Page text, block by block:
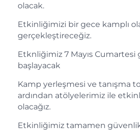
olacak.
Etkinliğimizi bir gece kamplı
gerçekleştireceğiz.
Etknliğimiz 7 Mayıs Cumartesi
başlayacak
Kamp yerleşmesi ve tanışma
ardından atölyelerimiz ile
olacağız.
Etkinliğimiz tamamen